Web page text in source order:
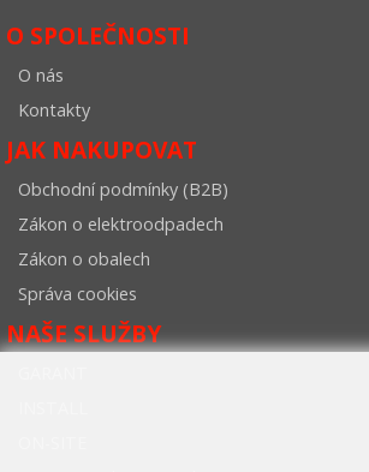
O SPOLEČNOSTI
O nás
Kontakty
JAK NAKUPOVAT
Obchodní podmínky (B2B)
Zákon o elektroodpadech
Zákon o obalech
Správa cookies
NAŠE SLUŽBY